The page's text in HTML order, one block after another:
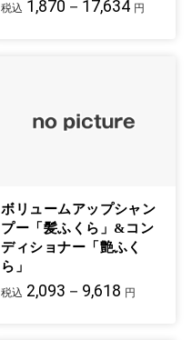
税込 1,870－17,634 円
ボリュームアップシャン
プー「髪ふくら」&コン
ディショナー「艶ふく
ら」
税込 2,093－9,618 円